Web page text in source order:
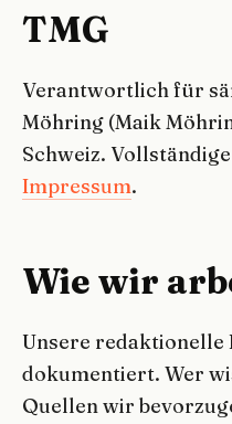
TMG
Verantwortlich für
Möhring (Maik
Schweiz.
Impressum.
Wie wir
Unsere
dokumentiert. Wer
Quellen wir